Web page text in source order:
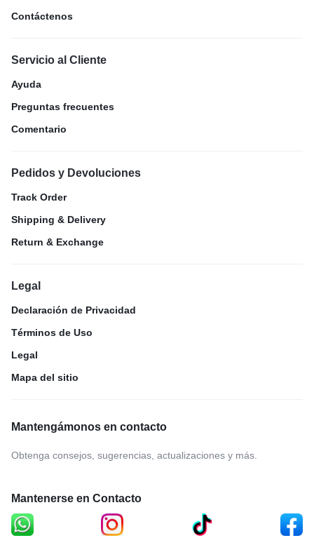
Contáctenos
Servicio al Cliente
Ayuda
Preguntas frecuentes
Comentario
Pedidos y Devoluciones
Track Order
Shipping & Delivery
Return & Exchange
Legal
Declaración de Privacidad
Términos de Uso
Legal
Mapa del sitio
Mantengámonos en contacto
Obtenga consejos, sugerencias, actualizaciones y más.
Mantenerse en Contacto